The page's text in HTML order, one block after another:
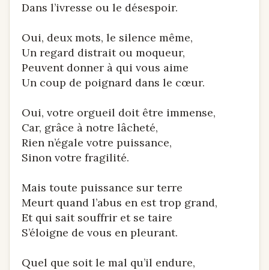
Dans l’ivresse ou le désespoir.
Oui, deux mots, le silence même,
Un regard distrait ou moqueur,
Peuvent donner à qui vous aime
Un coup de poignard dans le cœur.
Oui, votre orgueil doit être immense,
Car, grâce à notre lâcheté,
Rien n’égale votre puissance,
Sinon votre fragilité.
Mais toute puissance sur terre
Meurt quand l’abus en est trop grand,
Et qui sait souffrir et se taire
S’éloigne de vous en pleurant.
Quel que soit le mal qu’il endure,